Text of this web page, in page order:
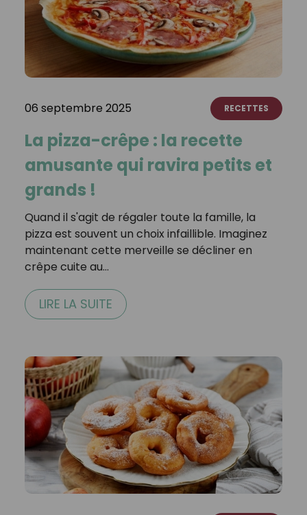
06 septembre 2025 RECETTES
La pizza-crêpe : la recette
amusante qui ravira petits et
grands !
Quand il s'agit de régaler toute la famille, la
pizza est souvent un choix infaillible. Imaginez
maintenant cette merveille se décliner en
crêpe cuite au…
LIRE LA SUITE